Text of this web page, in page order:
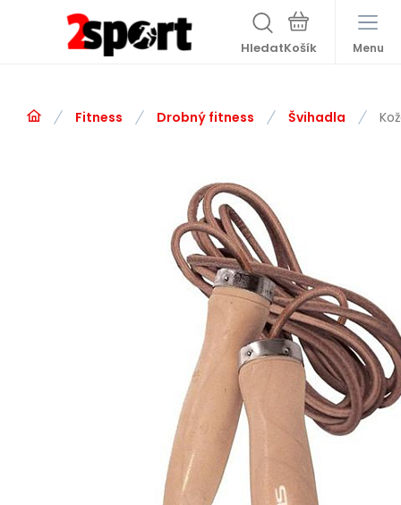
Hledat Menu
Fitness Drobný fitness Švihadla